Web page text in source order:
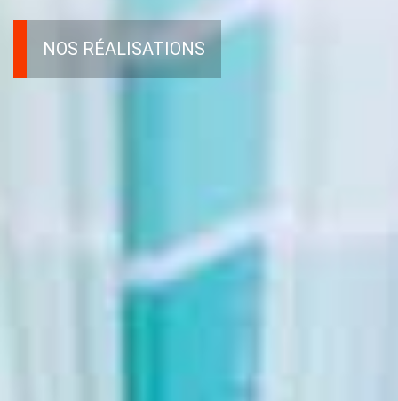
NOS RÉALISATIONS